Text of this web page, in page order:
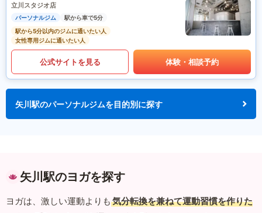
立川スタジオ店
パーソナルジム
駅から車で5分
駅から5分以内のジムに通いたい人
女性専用ジムに通いたい人
公式サイトを見る 体験・相談予約
矢川駅のパーソナルジムを目的別に探す
矢川駅のヨガを探す
ヨガは、激しい運動よりも 気分転換を兼ねて運動習慣を作りた